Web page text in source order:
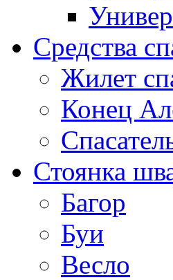
Средства
Жилет
Конец
Стоянка
Багор
Буи
Весло